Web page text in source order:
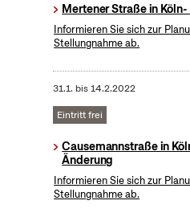
Mertener Straße in
Informieren Sie sich zur
Stellungnahme ab.
31.1. bis14.2.2022
Eintritt frei
Causemannstraße in
Änderung
Informieren Sie sich zur
Stellungnahme ab.